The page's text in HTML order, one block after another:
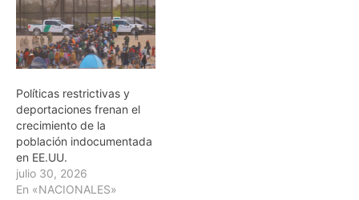
Políticas restrictivas y
deportaciones frenan el
crecimiento de la
población indocumentada
en EE.UU.
julio 30, 2026
En «NACIONALES»